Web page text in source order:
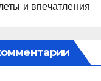
и впечатления